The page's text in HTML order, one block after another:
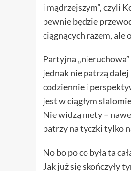
i mądrzejszym”, czyli
pewnie będzie
ciągnących razem, ale
Partyjna
jednak nie patrzą
codziennie i
jest w ciągłym
Nie widzą mety –
patrzy na tyczki tylko
No bo po co była ta
Jak już się skończyły